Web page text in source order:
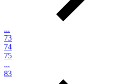
...
73
74
75
...
83